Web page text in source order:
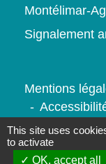
Montélimar-
Signalement
Mentions
-
Gestion des
This site uses
to activate
OK, accept all